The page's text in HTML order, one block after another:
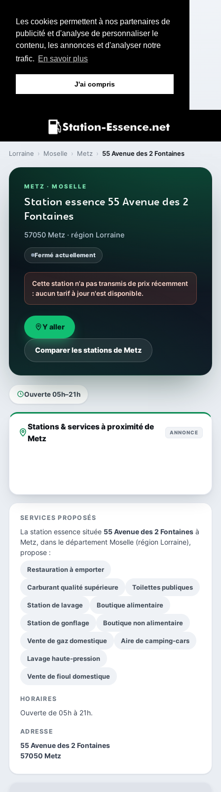
Les cookies permettent à nos partenaires de
publicité et d'analyse de personnaliser le
contenu, les annonces et d'analyser notre
trafic. En savoir plus
J'ai compris
Lorraine › Moselle › Metz › 55 Avenue des 2 Fontaines
METZ · MOSELLE
Station essence 55 Avenue des 2
Fontaines
57050 Metz · région Lorraine
Fermé actuellement
Cette station n'a pas transmis de prix récemment
: aucun tarif à jour n'est disponible.
Y aller
Comparer les stations de Metz
Ouverte 05h–21h
Stations & services à proximité de
Metz
ANNONCE
SERVICES PROPOSÉS
La station essence située 55 Avenue des 2 Fontaines à
Metz, dans le département Moselle (région Lorraine),
propose :
Restauration à emporter
Carburant qualité supérieure Toilettes publiques
Station de lavage Boutique alimentaire
Station de gonflage Boutique non alimentaire
Vente de gaz domestique Aire de camping-cars
Lavage haute-pression
Vente de fioul domestique
HORAIRES
Ouverte de 05h à 21h.
ADRESSE
55 Avenue des 2 Fontaines
57050 Metz